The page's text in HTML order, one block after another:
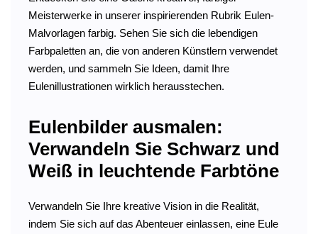
Meisterwerke in unserer inspirierenden Rubrik Eulen-
Malvorlagen farbig. Sehen Sie sich die lebendigen
Farbpaletten an, die von anderen Künstlern verwendet
werden, und sammeln Sie Ideen, damit Ihre
Eulenillustrationen wirklich herausstechen.
Eulenbilder ausmalen:
Verwandeln Sie Schwarz und
Weiß in leuchtende Farbtöne
Verwandeln Sie Ihre kreative Vision in die Realität,
indem Sie sich auf das Abenteuer einlassen, eine Eule